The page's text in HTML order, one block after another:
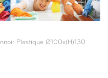
Plastique Ø100x(h)130